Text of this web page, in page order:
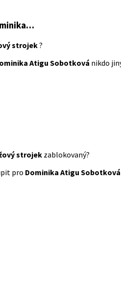
strojek?
Atigu Sobotková nikdo
strojek zablokovaný?
pro Dominika Atigu Sobotková